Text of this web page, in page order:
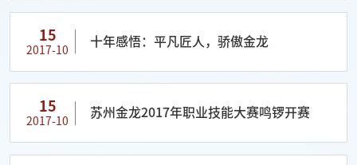
15
2017-10
十年感悟：平凡匠人，骄傲金龙
15
2017-10
苏州金龙2017年职业技能大赛鸣锣开赛